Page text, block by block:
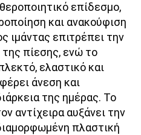
επίδεσμο,
και ανακούφιση
ιμάντας επιτρέπει την
της πίεσης, ενώ το
ελαστικό και
άνεση και
της ημέρας. Το
αντίχειρα αυξάνει την
πλαστική